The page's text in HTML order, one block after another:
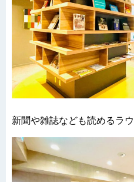
新聞や雑誌なども読めるラ